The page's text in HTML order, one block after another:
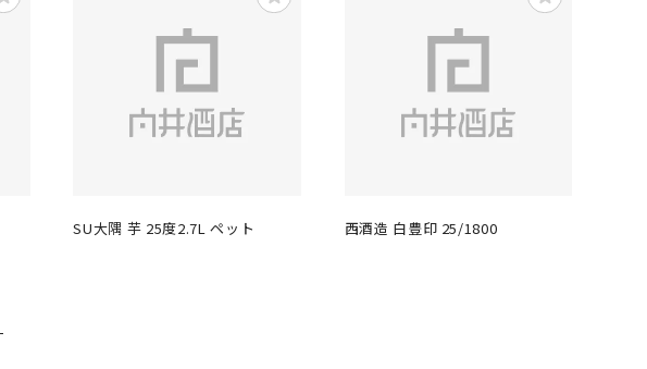
SU大隅 芋 25度2.7L ペット 西酒造 白豊印 25/1800